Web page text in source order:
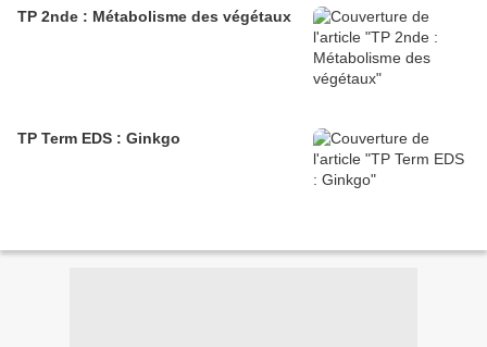
TP 2nde : Métabolisme des végétaux
TP Term EDS : Ginkgo